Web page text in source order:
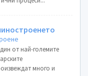
от най-големите
много и